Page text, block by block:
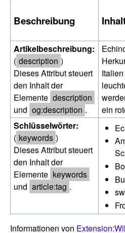
Beschreibung
Artikelbeschreibung:
( description )
Dieses Attribut steuert
den Inhalt der
Elemente description
und og:description .
ein
Schlüsselwörter:
( keywords )
Dieses Attribut steuert
den Inhalt der
Elemente keywords
und article:tag .
Informationen von